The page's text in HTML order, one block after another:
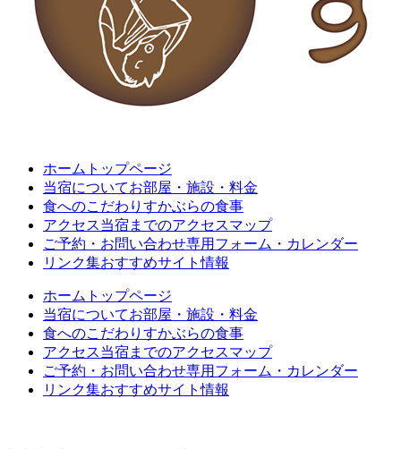
ホーム トップページ
当宿についてお部屋・施設・料金
食へのこだわり すかぶらの食事
アクセス当宿までのアクセスマップ
ご予約・お問い合わせ専用フォーム・カレンダー
リンク集おすすめサイト情報
ホーム トップページ
当宿についてお部屋・施設・料金
食へのこだわり すかぶらの食事
アクセス当宿までのアクセスマップ
ご予約・お問い合わせ専用フォーム・カレンダー
リンク集おすすめサイト情報